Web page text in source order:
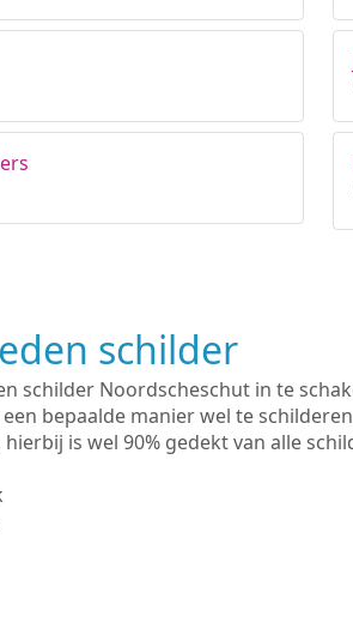
schilder
schilder Noordscheschut in te
bepaalde manier wel te
hierbij is wel 90% gedekt van alle